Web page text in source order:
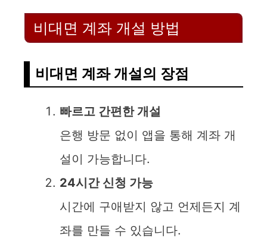
비대면 계좌 개설 방법
비대면 계좌 개설의 장점
빠르고 간편한 개설
은행 방문 없이 앱을 통해 계좌 개
설이 가능합니다.
24시간 신청 가능
시간에 구애받지 않고 언제든지 계
좌를 만들 수 있습니다.